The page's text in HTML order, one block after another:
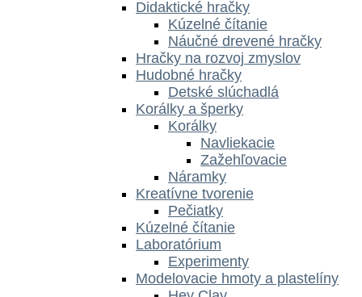
Didaktické hračky
Kúzelné čítanie
Náučné drevené hračky
Hračky na rozvoj zmyslov
Hudobné hračky
Detské slúchadlá
Korálky a šperky
Korálky
Navliekacie
Zažehľovacie
Náramky
Kreatívne tvorenie
Pečiatky
Kúzelné čítanie
Laboratórium
Experimenty
Modelovacie hmoty a plastelíny